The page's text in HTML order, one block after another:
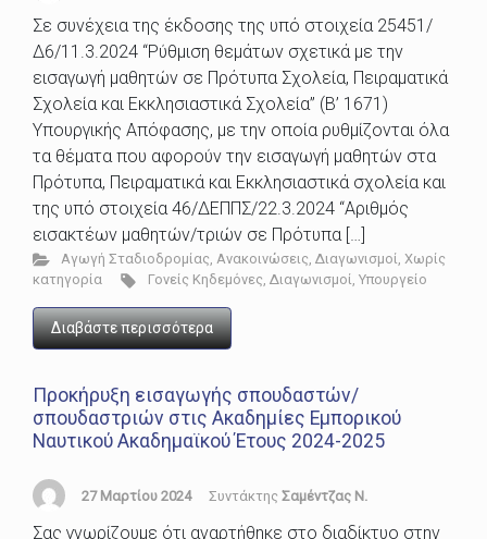
Σε συνέχεια της έκδοσης της υπό στοιχεία 25451/
Δ6/11.3.2024 “Ρύθμιση θεμάτων σχετικά με την
εισαγωγή μαθητών σε Πρότυπα Σχολεία, Πειραματικά
Σχολεία και Εκκλησιαστικά Σχολεία” (B’ 1671)
Υπουργικής Απόφασης, με την οποία ρυθμίζονται όλα
τα θέματα που αφορούν την εισαγωγή μαθητών στα
Πρότυπα, Πειραματικά και Εκκλησιαστικά σχολεία και
της υπό στοιχεία 46/ΔΕΠΠΣ/22.3.2024 “Αριθμός
εισακτέων μαθητών/τριών σε Πρότυπα […]
Αγωγή Σταδιοδρομίας, Ανακοινώσεις, Διαγωνισμοί, Χωρίς
κατηγορία
Γονείς Κηδεμόνες, Διαγωνισμοί, Υπουργείο
Διαβάστε περισσότερα
Προκήρυξη εισαγωγής σπουδαστών/
σπουδαστριών στις Ακαδημίες Εμπορικού
Ναυτικού Ακαδημαϊκού Έτους 2024-2025
27 Μαρτίου 2024 Συντάκτης Σαμέντζας Ν.
Σας γνωρίζουμε ότι αναρτήθηκε στο διαδίκτυο στην